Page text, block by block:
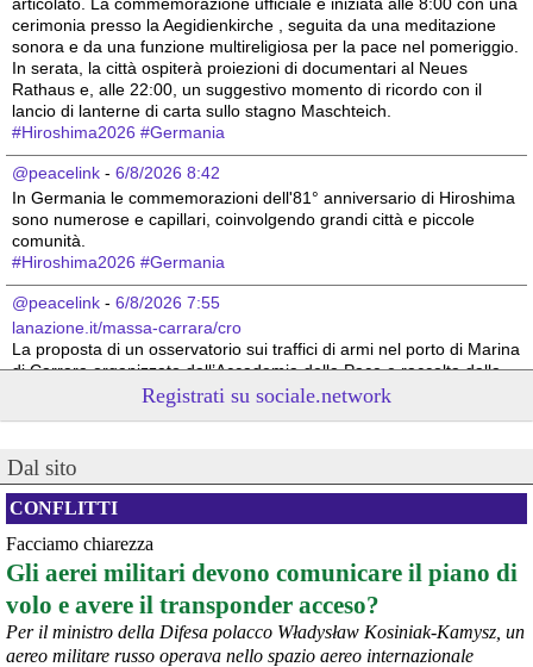
cerimonia presso la Aegidienkirche , seguita da una meditazione
sonora e da una funzione multireligiosa per la pace nel pomeriggio.
In serata, la città ospiterà proiezioni di documentari al Neues
Rathaus e, alle 22:00, un suggestivo momento di ricordo con il
lancio di lanterne di carta sullo stagno Maschteich.
#Hiroshima2026 #Germania
@peacelink - 6/8/2026 8:42
In Germania le commemorazioni dell'81° anniversario di Hiroshima
sono numerose e capillari, coinvolgendo grandi città e piccole
comunità.
#Hiroshima2026 #Germania
@peacelink - 6/8/2026 7:55
lanazione.it/massa-carrara/cro
La proposta di un osservatorio sui traffici di armi nel porto di Marina
di Carrara organizzato dall’Accademia della Pace e raccolta dalla
sindaca Serena Arrighi.
Linda Maggiori, nel ricostruire l’inchiesta che ha fatto per
tra cui quello di Marina di Carrara, ha sottolineato la resistenza da
parte delle istituzioni competenti a fornire le informazioni
indispensabili.
#armi #disarmo #pcknews #pace
Registrati su sociale.network
Dal sito
CONFLITTI
Facciamo chiarezza
Gli aerei militari devono comunicare il piano di
volo e avere il transponder acceso?
Per il ministro della Difesa polacco Władysław Kosiniak-Kamysz, un
aereo militare russo operava nello spazio aereo internazionale